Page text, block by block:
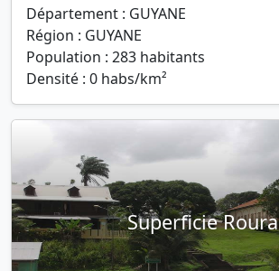
Département : GUYANE
Région : GUYANE
Population : 283 habitants
Densité : 0 habs/km²
Superficie Roura